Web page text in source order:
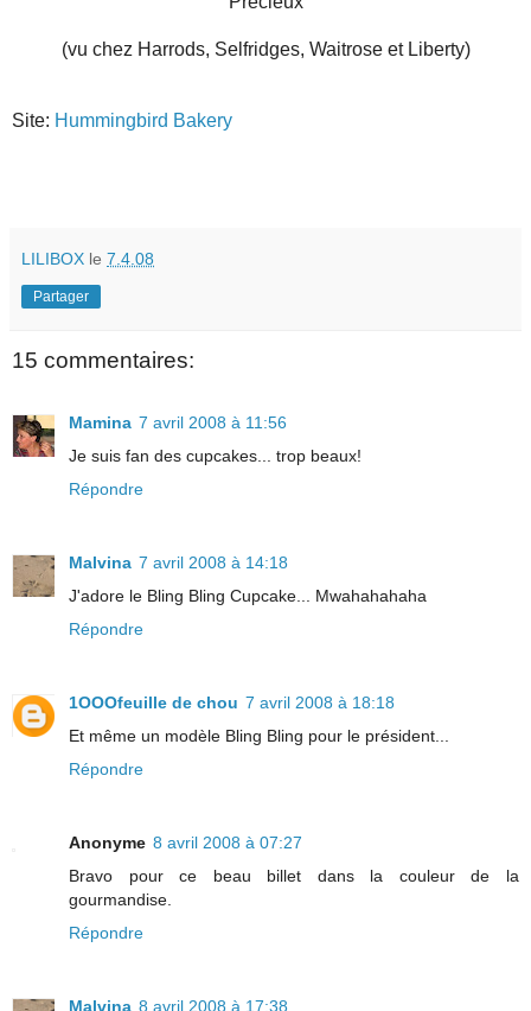
(vu chez Harrods, Selfridges, Waitrose et Liberty)
Site: Hummingbird Bakery
LILIBOX le 7.4.08
Partager
15 commentaires:
Mamina 7 avril 2008 à 11:56
Je suis fan des cupcakes... trop beaux!
Répondre
Malvina 7 avril 2008 à 14:18
J'adore le Bling Bling Cupcake... Mwahahahaha
Répondre
1OOOfeuille de chou 7 avril 2008 à 18:18
Et même un modèle Bling Bling pour le président...
Répondre
Anonyme 8 avril 2008 à 07:27
Bravo pour ce beau billet dans la couleur de la
gourmandise.
Répondre
Malvina 8 avril 2008 à 17:38